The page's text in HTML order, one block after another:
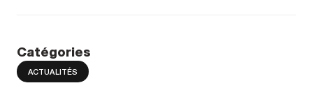
Catégories
ACTUALITÉS